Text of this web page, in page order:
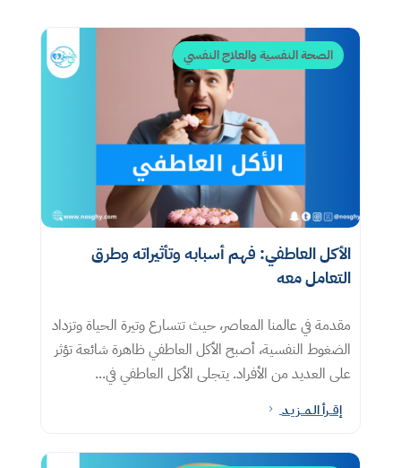
الصحة النفسية والعلاج النفسي
الأكل العاطفي: فهم أسبابه وتأثيراته وطرق
التعامل معه​
مقدمة في عالمنا المعاصر، حيث تتسارع وتيرة الحياة وتزداد
الضغوط النفسية، أصبح الأكل العاطفي ظاهرة شائعة تؤثر
على العديد من الأفراد. يتجلى الأكل العاطفي في...
إقــرأ الـمــزيـد 5